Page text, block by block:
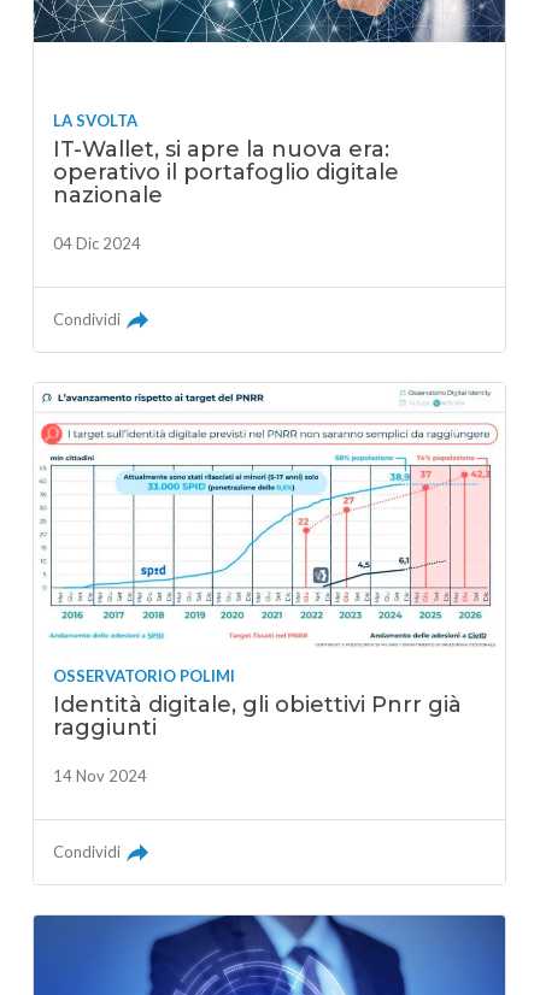
LA SVOLTA
IT-Wallet, si apre la nuova era:
operativo il portafoglio digitale
nazionale
04 Dic 2024
Condividi
OSSERVATORIO POLIMI
Identità digitale, gli obiettivi Pnrr già
raggiunti
14 Nov 2024
Condividi